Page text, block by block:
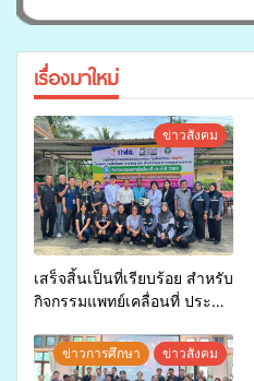
เรื่องมาใหม่
ข่าวสังคม
เสร็จสิ้นเป็นที่เรียบร้อย สำหรับ
กิจกรรมแพทย์เคลื่อนที่ ประจำ
สุขภาพแก่ประชาชนในพื้นที่
อำเภอจะนะ
ข่าวการศึกษา ข่าวสังคม